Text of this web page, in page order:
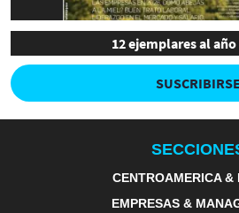
12 ejemplares al
SUSCRIBIRSE
CENTROAMERICA &
EMPRESAS &